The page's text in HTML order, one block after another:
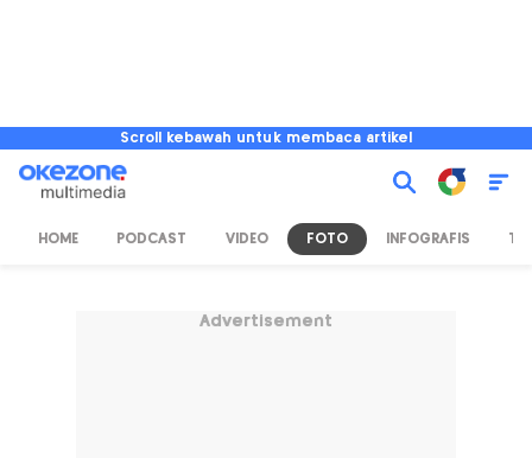
Scroll kebawah untuk membaca artikel
HOME PODCAST VIDEO FOTO INFOGRAFIS TV
Advertisement